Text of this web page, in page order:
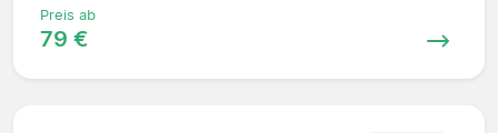
Preis ab
79 €